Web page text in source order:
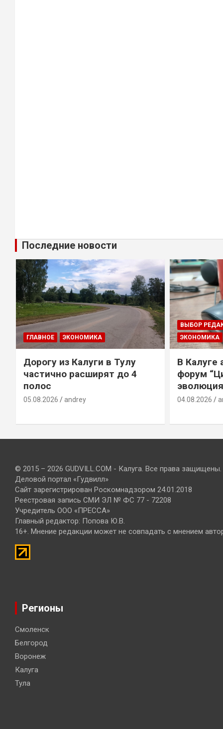
Последние новости
ГЛАВНОЕ ЭКОНОМИКА
Дорогу из Калуги в Тулу
частично расширят до 4
полос
05.08.2026 andrey
ВЫБОР
ЭКОНОМИКА
В Калуге
форум
04.08.2026
© 2015 – 2026 GUDVILL.COM - Калуга. Все права защищены.
Деловой портал «Гудвилл»
Сайт зарегистрирован Роскомнадзором 24.01.2018
Реестровая запись СМИ ЭЛ № ФС 77 - 72208
Учредитель ООО «ПРЕССА»
Главный редактор: Попова Ю.В.
16+. Мнение редакции может не совпадать с мнением
Регионы
Смоленск
Белгород
Воронеж
Калуга
Тула